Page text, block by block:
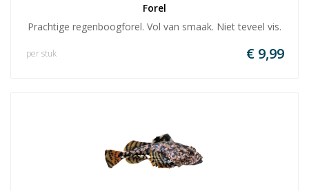
Forel
Prachtige regenboogforel. Vol van smaak. Niet teveel vis.
€ 9,99
per stuk